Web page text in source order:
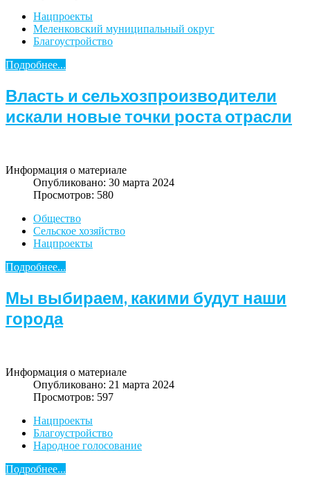
Нацпроекты
Меленковский муниципальный округ
Благоустройство
Подробнее...
Власть и сельхозпроизводители
искали новые точки роста отрасли
Информация о материале
Опубликовано: 30 марта 2024
Просмотров: 580
Общество
Сельское хозяйство
Нацпроекты
Подробнее...
Мы выбираем, какими будут наши
города
Информация о материале
Опубликовано: 21 марта 2024
Просмотров: 597
Нацпроекты
Благоустройство
Народное голосование
Подробнее...